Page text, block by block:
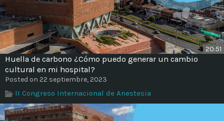
20:51
Huella de carbono ¿Cómo puedo generar un cambio
cultural en mi hospital?
Posted on 22 septiembre, 2023
II Congreso Internacional de Anestesia